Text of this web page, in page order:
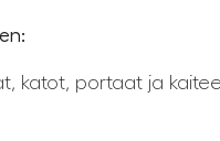
katot, portaat ja